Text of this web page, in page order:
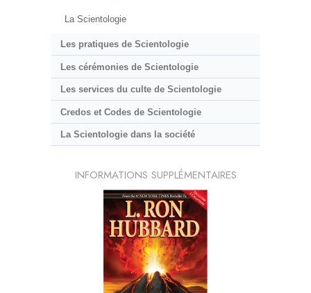
La Scientologie
Les pratiques de Scientologie
Les cérémonies de Scientologie
Les services du culte de Scientologie
Credos et Codes de Scientologie
La Scientologie dans la société
INFORMATIONS SUPPLÉMENTAIRES